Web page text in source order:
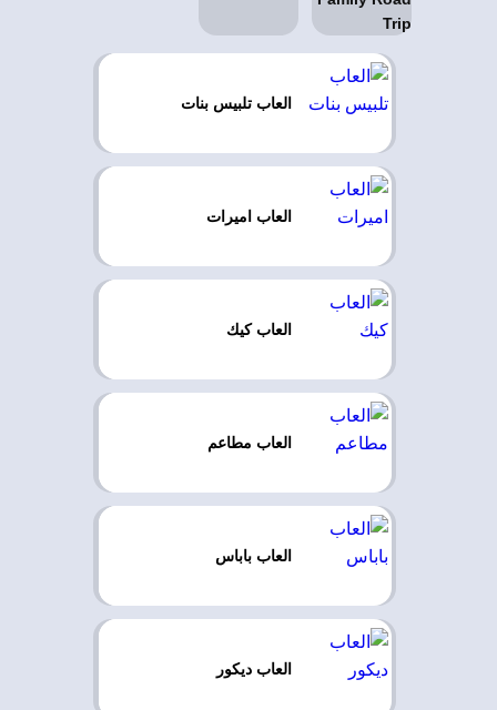
العاب تلبيس بنات
العاب اميرات
العاب كيك
العاب مطاعم
العاب باباس
العاب ديكور